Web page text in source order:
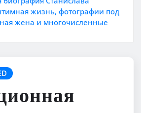
жизнь, фотографии под
жена и многочисленные